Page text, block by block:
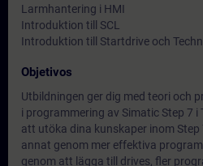
Larmhantering i HMI
Introduktion till SCL
Introduktion till Startdrive och
Objetivos
Utbildningen ger dig med teori och
i programmering av Simatic Step 7 i
att utöka dina kunskaper inom
annat genom mer effektiva
genom att lägga till drives, fler